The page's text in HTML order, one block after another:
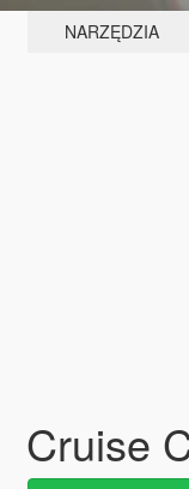
NARZĘDZIA
Cruise